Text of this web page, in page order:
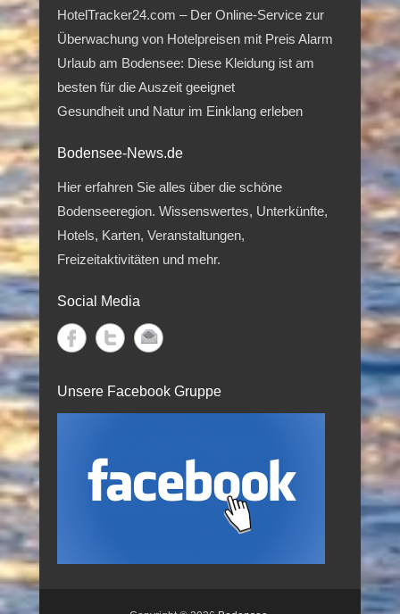
HotelTracker24.com – Der Online-Service zur
Überwachung von Hotelpreisen mit Preis Alarm
Urlaub am Bodensee: Diese Kleidung ist am
besten für die Auszeit geeignet
Gesundheit und Natur im Einklang erleben
Bodensee-News.de
Hier erfahren Sie alles über die schöne
Bodenseeregion. Wissenswertes, Unterkünfte,
Hotels, Karten, Veranstaltungen,
Freizeitaktivitäten und mehr.
Social Media
Unsere Facebook Gruppe